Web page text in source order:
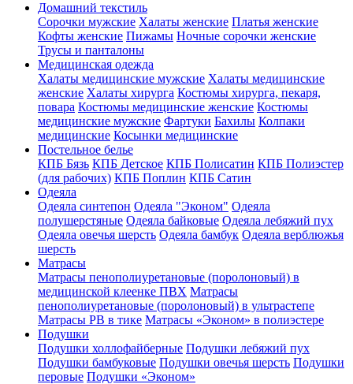
Домашний текстиль
Сорочки мужские Халаты женские Платья женские
Кофты женские Пижамы Ночные сорочки женские
Трусы и панталоны
Медицинская одежда
Халаты медицинские мужские Халаты медицинские
женские Халаты хирурга Костюмы хирурга, пекаря,
повара Костюмы медицинские женские Костюмы
медицинские мужские Фартуки Бахилы Колпаки
медицинские Косынки медицинские
Постельное белье
КПБ Бязь КПБ Детское КПБ Полисатин КПБ Полиэстер
(для рабочих) КПБ Поплин КПБ Сатин
Одеяла
Одеяла синтепон Одеяла "Эконом" Одеяла
полушерстяные Одеяла байковые Одеяла лебяжий пух
Одеяла овечья шерсть Одеяла бамбук Одеяла верблюжья
шерсть
Матрасы
Матрасы пенополиуретановые (поролоновый) в
медицинской клеенке ПВХ Матрасы
пенополиуретановые (поролоновый) в ультрастепе
Матрасы РВ в тике Матрасы «Эконом» в полиэстере
Подушки
Подушки холлофайберные Подушки лебяжий пух
Подушки бамбуковые Подушки овечья шерсть Подушки
перовые Подушки «Эконом»